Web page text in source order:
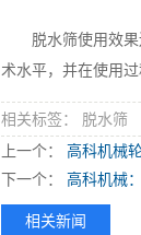
脱水筛使用效果还
术水平，并在使用
相关标签： 脱水筛
上一个：
高科机械
下一个：
高科机械
相关新闻